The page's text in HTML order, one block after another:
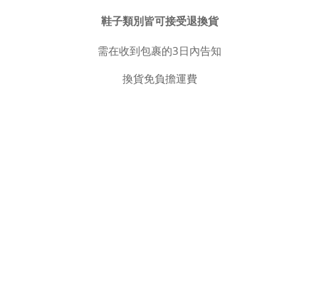
鞋子類別皆可接受退換貨
需在收到包裹的3日內告知
換貨免負擔運費